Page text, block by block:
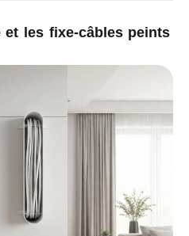
les fixe-câbles peints